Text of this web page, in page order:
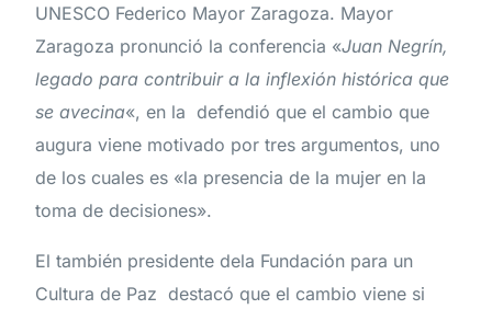
UNESCO Federico Mayor Zaragoza. Mayor
Zaragoza pronunció la conferencia «Juan Negrín,
legado para contribuir a la inflexión histórica que
se avecina«, en la defendió que el cambio que
augura viene motivado por tres argumentos, uno
de los cuales es «la presencia de la mujer en la
toma de decisiones».
El también presidente dela Fundación para un
Cultura de Paz destacó que el cambio viene si